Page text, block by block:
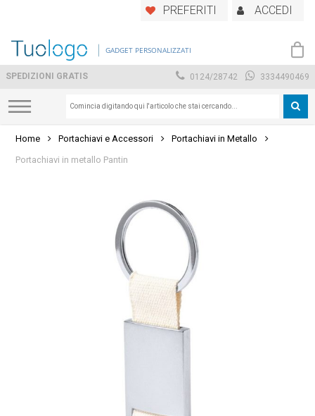
main
PREFERITI ACCEDI
GADGET PERSONALIZZATI
SPEDIZIONI GRATIS 0124/28742 3334490469
Home Portachiavi e Accessori
Portachiavi in Metallo
Portachiavi in metallo Pantin